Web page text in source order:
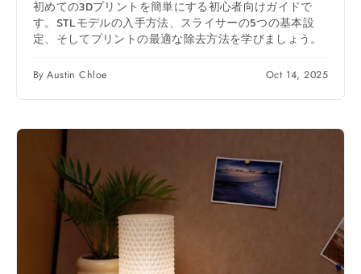
初めての3Dプリントを簡単にする初心者向けガイドで
す。STLモデルの入手方法、スライサーの5つの基本設
定、そしてプリントの最適な除去方法を学びましょう。
By Austin Chloe Oct 14, 2025